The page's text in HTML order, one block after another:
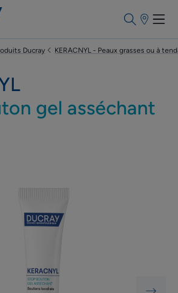
Points
vente
Ducray KERACNYL - Peaux grasses ou à
gel asséchant